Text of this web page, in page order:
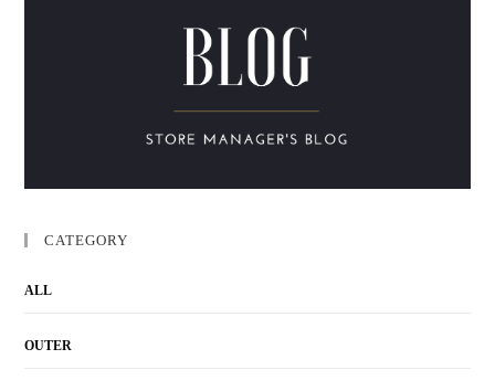
CATEGORY
ALL
OUTER